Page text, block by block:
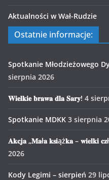
Aktualności w Wał-Rudzie
Ostatnie informacje:
Spotkanie Młodzieżowego
sierpnia 2026
𝐖𝐢𝐞𝐥𝐤𝐢𝐞 𝐛𝐫𝐚𝐰𝐚 𝐝𝐥𝐚 𝐒𝐚𝐫𝐲! 4
Spotkanie MDKK 3 sierpnia
𝐀𝐤𝐜𝐣𝐚 „𝐌𝐚ł𝐚 𝐤𝐬𝐢ąż𝐤𝐚 – 𝐰𝐢𝐞𝐥𝐤𝐢
2026
Kody Legimi – sierpień 29